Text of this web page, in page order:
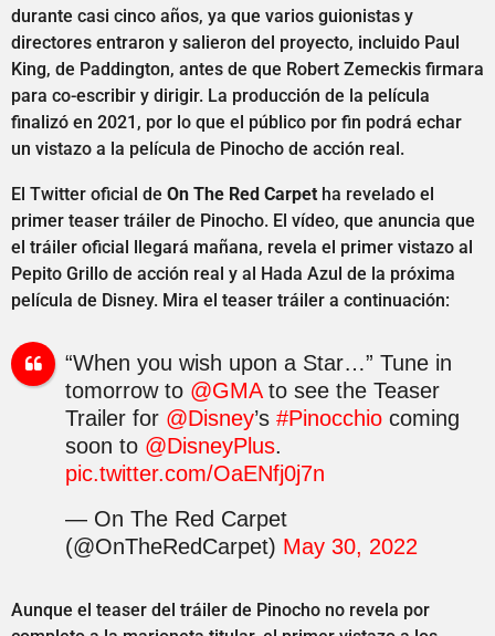
durante casi cinco años, ya que varios guionistas y
directores entraron y salieron del proyecto, incluido Paul
King, de Paddington, antes de que Robert Zemeckis firmara
para co-escribir y dirigir. La producción de la película
finalizó en 2021, por lo que el público por fin podrá echar
un vistazo a la película de Pinocho de acción real.
El Twitter oficial de On The Red Carpet ha revelado el
primer teaser tráiler de Pinocho. El vídeo, que anuncia que
el tráiler oficial llegará mañana, revela el primer vistazo al
Pepito Grillo de acción real y al Hada Azul de la próxima
película de Disney. Mira el teaser tráiler a continuación:
“When you wish upon a Star…” Tune in
tomorrow to @GMAto see the Teaser
Trailer for @Disney’s #Pinocchiocoming
soon to @DisneyPlus.
pic.twitter.com/OaENfj0j7n
— On The Red Carpet
(@OnTheRedCarpet) May 30, 2022
Aunque el teaser del tráiler de Pinocho no revela por